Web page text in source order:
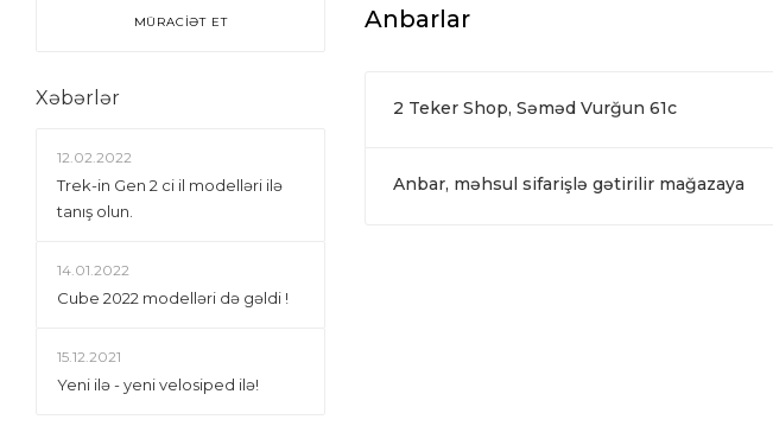
Anbarlar
2 Teker Shop, Səməd Vurğun 61c
Anbar, məhsul sifarişlə gətirilir mağazaya
MÜRACİƏT ET
Xəbərlər
12.02.2022
Trek-in Gen 2 ci il modelləri ilə
tanış olun.
14.01.2022
Сube 2022 modelləri də gəldi !
15.12.2021
Yeni ilə - yeni velosiped ilə!